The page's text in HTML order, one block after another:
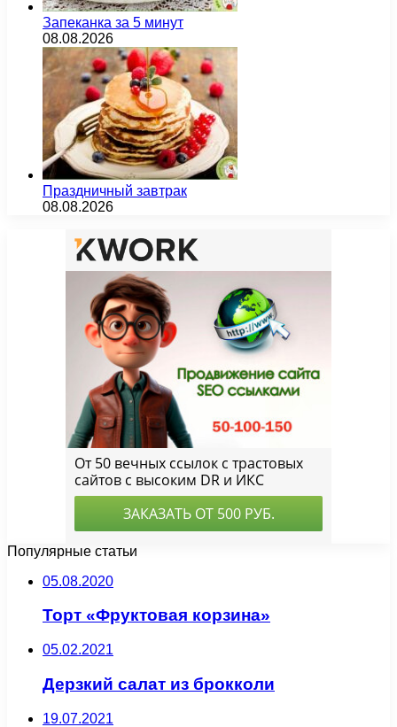
Запеканка за 5 минут
08.08.2026
Праздничный завтрак
08.08.2026
Популярные статьи
05.08.2020
Торт «Фруктовая корзина»
05.02.2021
Дерзкий салат из брокколи
19.07.2021